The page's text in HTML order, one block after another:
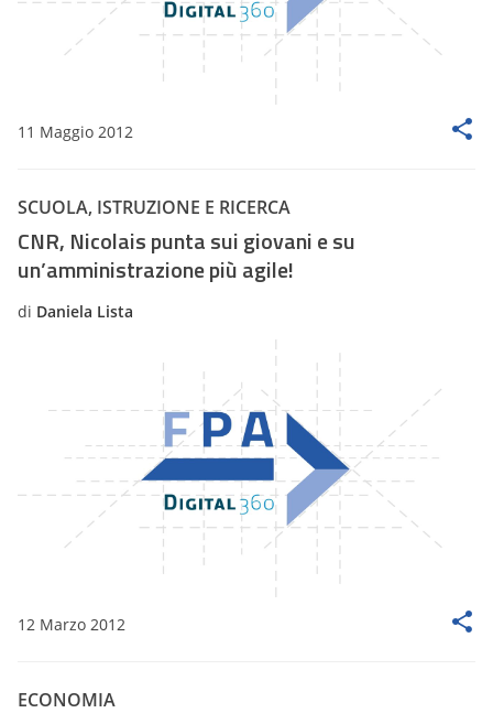
11 Maggio 2012
SCUOLA, ISTRUZIONE E RICERCA
CNR, Nicolais punta sui giovani e su
un’amministrazione più agile!
di Daniela Lista
12 Marzo 2012
ECONOMIA